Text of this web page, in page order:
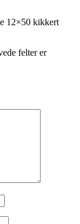
12×50 kikkert
felter er